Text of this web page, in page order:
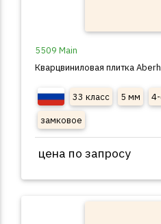
5509 Main
Кварцвиниловая плитка
33 класс 5 мм
замковое
цена по запросу